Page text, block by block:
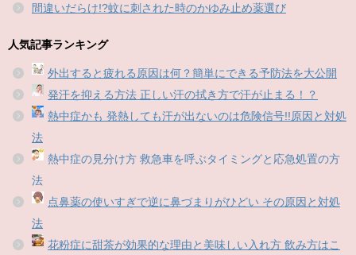
間違いだらけ!?蚊に刺された時のかゆみ止め薬選び
人気記事ランキング
外出すると疲れる原因は何？簡単にできる予防法を大公開
発汗を抑える方法 正しい汗の拭き方で汗が止まる！？
熱中症かも 発熱しても汗が出ないのは危険信号!!原因と対処
法
熱中症の見分け方 救急車を呼ぶタイミングと応急処置の方
法
点鼻薬の使いすぎで逆に鼻づまりがひどい その原因と対処
法
花粉症に甜茶が効果的な理由と美味しい入れ方 飲み方はこ